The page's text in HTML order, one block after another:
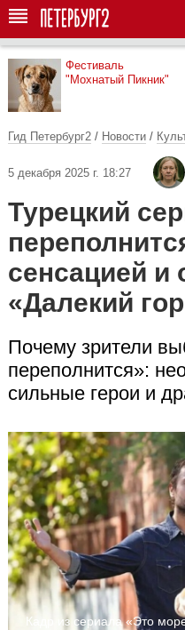
Фестиваль
"Мохнатый Пикник"
Гид Петербург2 / Новости /
5 декабря 2025 г. 18:27
Турецкий
сенсацией и
«Далекий
Почему зрители
переполнится»:
сильные герои и
Кадр из сериала «Это